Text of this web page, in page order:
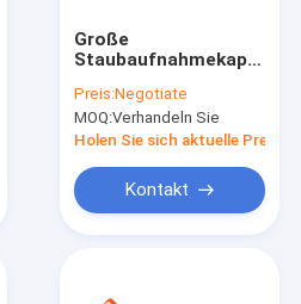
Große
Staubaufnahmekapazität
Bag Filter gelb
Preis:Negotiate
MOQ:Verhandeln Sie
Holen Sie sich aktuelle Preis
Kontakt